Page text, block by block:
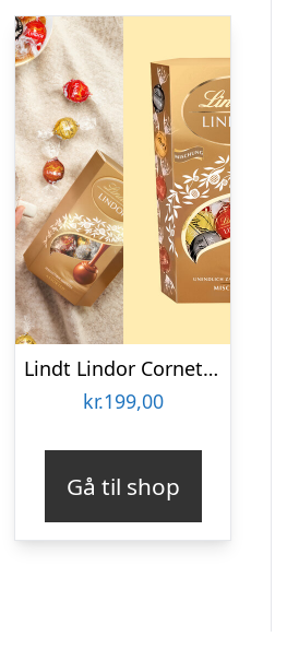
Lindt Lindor Cornet 500 gram – Blandet chokolade
kr.199,00
Gå til shop